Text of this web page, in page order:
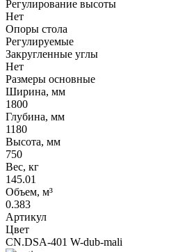
Регулирование высоты
Нет
Опоры стола
Регулируемые
Закругленные углы
Нет
Размеры основные
Ширина, мм
1800
Глубина, мм
1180
Высота, мм
750
Вес, кг
145.01
Объем, м³
0.383
Артикул
Цвет
CN.DSA-401 W-dub-mali